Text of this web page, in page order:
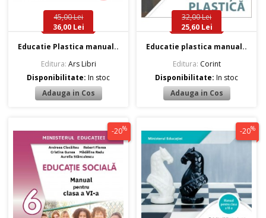
45,00 Lei
36,00 Lei
Educatie Plastica manual..
Editura: Ars Libri
Disponibilitate:In stoc
32,00 Lei
25,60 Lei
Educatie plastica manual..
Editura: Corint
Disponibilitate:In stoc
-20% -20%